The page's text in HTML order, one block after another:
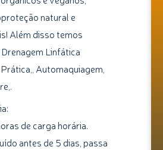
natural e
Além disso temos
Linfática
Automaquiagem,
de carga horária.
antes de 5 dias, passa